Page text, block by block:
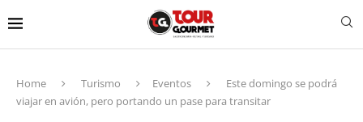
Home Turismo Eventos
Este domingo se podrá
viajar en avión, pero portando un pase para transitar